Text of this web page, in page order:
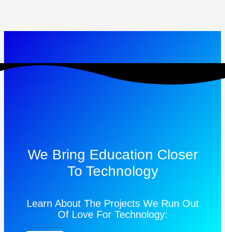
We Bring Education Closer
To Technology
Learn About The Projects We Run Out
Of Love For Technology: